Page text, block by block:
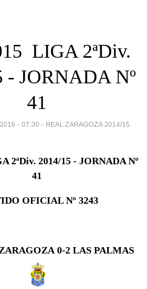
 LIGA 2ªDiv.
- JORNADA Nº
41
- 07:30 - REAL ZARAGOZA 2014/15
2ªDiv. 2014/15 - JORNADA Nº
41
OFICIAL Nº 3243
0-2 LAS PALMAS